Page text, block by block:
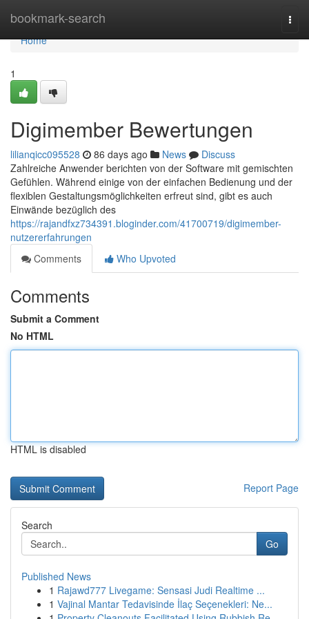
bookmark-search
Home
Home
1
Digimember Bewertungen
lilianqicc095528 86 days ago News
Discuss
Zahlreiche Anwender berichten von der Software mit gemischten
Gefühlen. Während einige von der einfachen Bedienung und der
flexiblen Gestaltungsmöglichkeiten erfreut sind, gibt es auch
Einwände bezüglich des
https://rajandfxz734391.bloginder.com/41700719/digimember-
nutzererfahrungen
Comments
Who Upvoted
Comments
Submit a Comment
No HTML
HTML is disabled
Report Page
Search
Go
Published News
1 Rajawd777 Livegame: Sensasi Judi Realtime ...
1 Vajinal Mantar Tedavisinde İlaç Seçenekleri: Ne...